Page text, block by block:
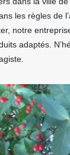
les règles de
notre
adaptés.